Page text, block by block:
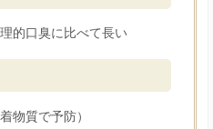
的口臭に比べて長い
物質で予防）